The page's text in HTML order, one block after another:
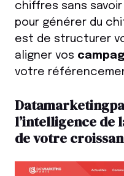
chiffres sans
pour générer du
est de structurer
aligner vos
votre
l’intelligence de
de votre